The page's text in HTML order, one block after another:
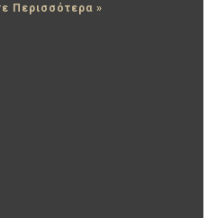
Περισσότερα »